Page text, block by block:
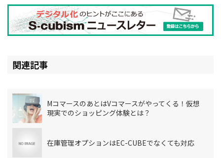
関連記事
MコマースのあとはVコマースがやってくる！仮想
現実でのショッピング体験とは？
在庫管理オプションはEC-CUBEでなくても対応